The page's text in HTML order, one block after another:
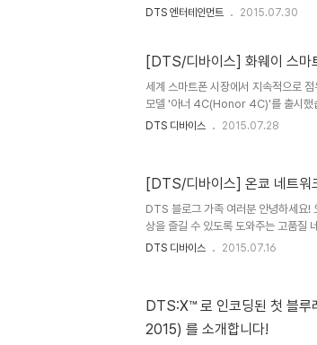
생한 감동을 느끼길 바라기 때문인데
콘서트 블루레이 타이틀 with DTS
범 차트 1위를 기록한 영국 보이밴드
DTS 엔터테인먼트 2015.07.30
[DTS/디바이스] 화웨이 스
세계 스마트폰 시장에서 지속적으로
모델 '아너 4C(Honor 4C)'를 출시했
콘의 '기린 620(Hi-Silicon Kirin 620)'
안드로이드 4.4 킷캣 운영체제를
450 GPU를 지원하는 하이실리콘의
DTS 디바이스 2015.07.28
[DTS/디바이스] 온쿄 네트
DTS 블로그 가족 여러분 안녕하세요!
상을 즐길 수 있도록 도와주는 고품
RZ900 을 소개해드리겠습니다. 최고
지 지금부터 한 번 자세히 알아볼까
TX-RZ900 은 최신 영상 및 음향 포맷
DTS 디바이스 2015.07.16
DTS:X™ 로 인코딩된 첫 블
2015) 를 소개합니다!